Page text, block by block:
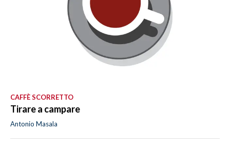
CAFFÈ SCORRETTO
Tirare a campare
Antonio Masala